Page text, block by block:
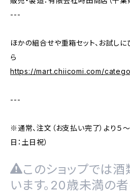
---
ほかの組合せや重箱セット、お試しに
ら
https://mart.chiicomi.com/
---
※通常、注文（お支払い完了）より５
日：土日祝）
このショップでは
います。20歳未満の